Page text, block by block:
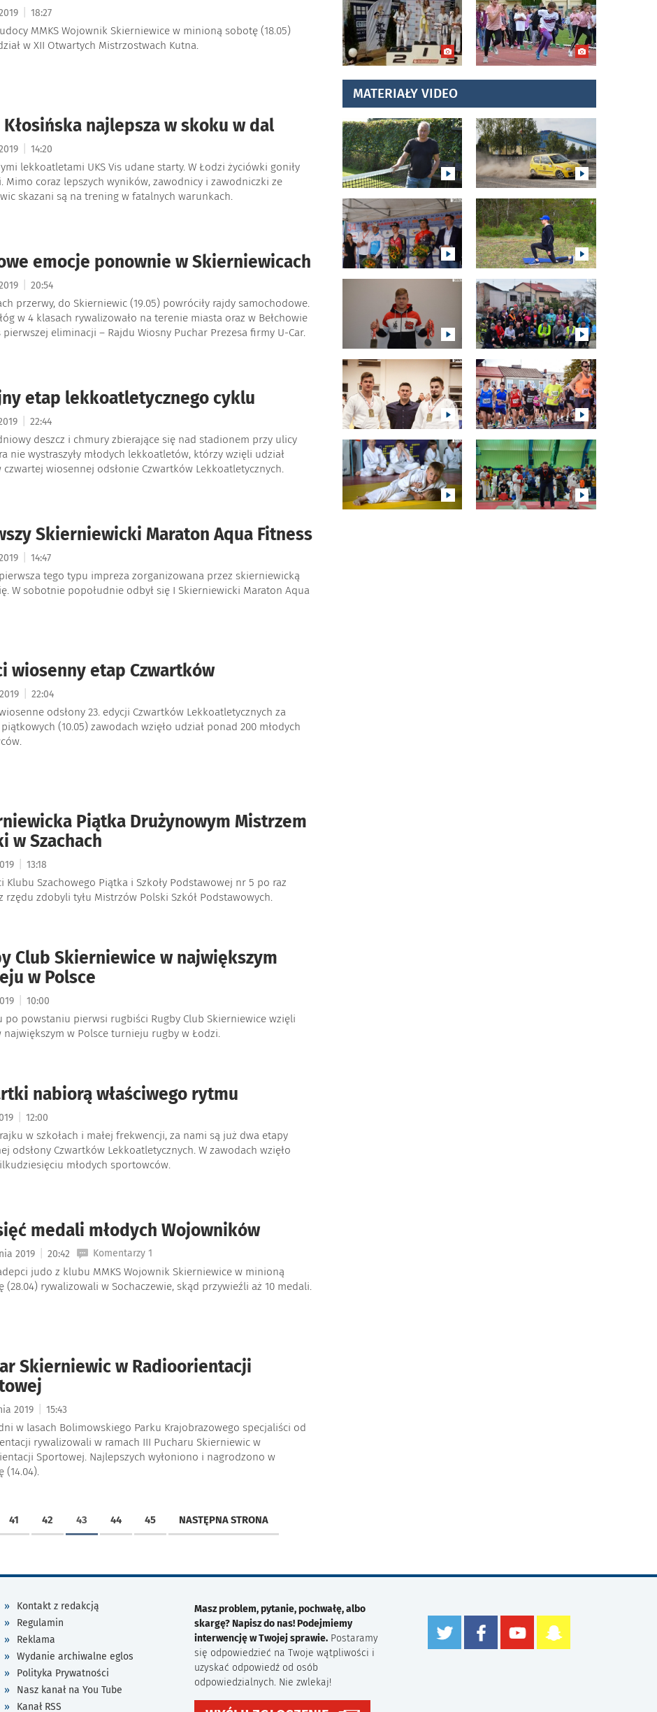
18:27
MMKS Wojownik Skierniewice w minioną sobotę (18.05)
w XII Otwartych Mistrzostwach Kutna.
Kłosińska najlepsza w skoku w dal
14:20
lekkoatletami UKS Vis udane starty. W Łodzi życiówki goniły
Mimo coraz lepszych wyników, zawodnicy i zawodniczki ze
skazani są na trening w fatalnych warunkach.
emocje ponownie w Skierniewicach
20:54
przerwy, do Skierniewic (19.05) powróciły rajdy samochodowe.
w 4 klasach rywalizowało na terenie miasta oraz w Bełchowie
pierwszej eliminacji – Rajdu Wiosny Puchar Prezesa firmy U-Car.
etap lekkoatletycznego cyklu
22:44
deszcz i chmury zbierające się nad stadionem przy ulicy
nie wystraszyły młodych lekkoatletów, którzy wzięli udział
czwartej wiosennej odsłonie Czwartków Lekkoatletycznych.
Skierniewicki Maraton Aqua Fitness
14:47
tego typu impreza zorganizowana przez skierniewicką
W sobotnie popołudnie odbył się I Skierniewicki Maraton Aqua
wiosenny etap Czwartków
22:04
odsłony 23. edycji Czwartków Lekkoatletycznych za
(10.05) zawodach wzięło udział ponad 200 młodych
Piątka Drużynowym Mistrzem
w Szachach
13:18
Klubu Szachowego Piątka i Szkoły Podstawowej nr 5 po raz
rzędu zdobyli tyłu Mistrzów Polski Szkół Podstawowych.
Club Skierniewice w największym
w Polsce
10:00
po powstaniu pierwsi rugbiści Rugby Club Skierniewice wzięli
największym w Polsce turnieju rugby w Łodzi.
nabiorą właściwego rytmu
12:00
w szkołach i małej frekwencji, za nami są już dwa etapy
odsłony Czwartków Lekkoatletycznych. W zawodach wzięło
młodych sportowców.
medali młodych Wojowników
2019 20:42 Komentarzy 1
judo z klubu MMKS Wojownik Skierniewice w minioną
(28.04) rywalizowali w Sochaczewie, skąd przywieźli aż 10 medali.
Skierniewic w Radioorientacji
2019 15:43
w lasach Bolimowskiego Parku Krajobrazowego specjaliści od
rywalizowali w ramach III Pucharu Skierniewic w
Sportowej. Najlepszych wyłoniono i nagrodzono w
(14.04).
41 42 43 44 45 NASTĘPNA STRONA
MATERIAŁY VIDEO
Kontakt z redakcją
Regulamin
Reklama
Wydanie archiwalne eglos
Polityka Prywatności
Nasz kanał na You Tube
Kanał RSS
Masz problem, pytanie, pochwałę, albo
skargę? Napisz do nas! Podejmiemy
interwencję w Twojej sprawie. Postaramy
się odpowiedzieć na Twoje wątpliwości i
uzyskać odpowiedź od osób
odpowiedzialnych. Nie zwlekaj!